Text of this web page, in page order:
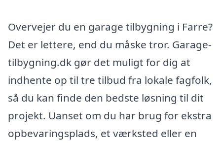
Overvejer du en garage tilbygning i Farre?
Det er lettere, end du måske tror. Garage-
tilbygning.dk gør det muligt for dig at
indhente op til tre tilbud fra lokale fagfolk,
så du kan finde den bedste løsning til dit
projekt. Uanset om du har brug for ekstra
opbevaringsplads, et værksted eller en